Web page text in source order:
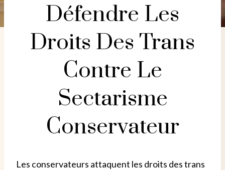
Défendre Les
Droits Des Trans
Contre Le
Sectarisme
Conservateur
Les conservateurs attaquent les droits des trans